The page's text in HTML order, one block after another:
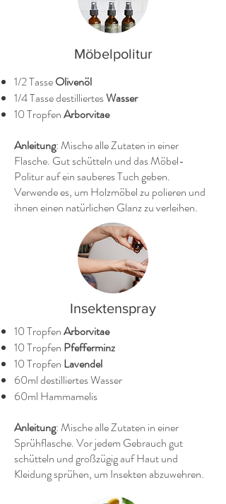
Möbelpolitur
1/2 TasseOlivenöl
1/4 Tasse destilliertesWasser
10 TropfenArborvitae
Anleitung: Mische alle Zutaten in einer
Flasche. Gut schütteln und das Möbel-
Politur auf ein sauberes Tuch geben.
Verwende es, um Holzmöbel zu polieren und
ihnen einen natürlichen Glanz zu verleihen.
Insektenspray
10 TropfenArborvitae
10 Tropfen Pfefferminz
10 Tropfen Lavendel
60ml destilliertes Wasser
60ml Hammamelis
Anleitung: Mische alle Zutaten in einer
Sprühflasche. Vor jedem Gebrauch gut
schütteln und großzügig auf Haut und
Kleidung sprühen, um Insekten abzuwehren.